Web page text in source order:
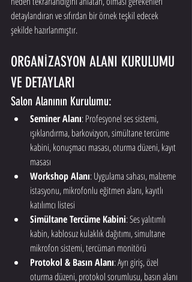
detaylandıran ve sıfırdan bir örnek teşkil edecek
şekilde hazırlanmıştır.
ORGANİZASYON ALANI KURULUMU
VE DETAYLARI
Salon Alanının Kurulumu:
Seminer Alanı: Profesyonel ses sistemi,
ışıklandırma, barkovizyon, simültane tercüme
kabini, konuşmacı masası, oturma düzeni, kayıt
masası
Workshop Alanı: Uygulama sahası, malzeme
istasyonu, mikrofonlu eğitmen alanı, kayıtlı
katılımcı listesi
Simültane Tercüme Kabini: Ses yalıtımlı
kabin, kablosuz kulaklık dağıtımı, simultane
mikrofon sistemi, tercüman monitörü
Protokol & Basın Alanı: Ayrı giriş, özel
oturma düzeni, protokol sorumlusu, basın alanı